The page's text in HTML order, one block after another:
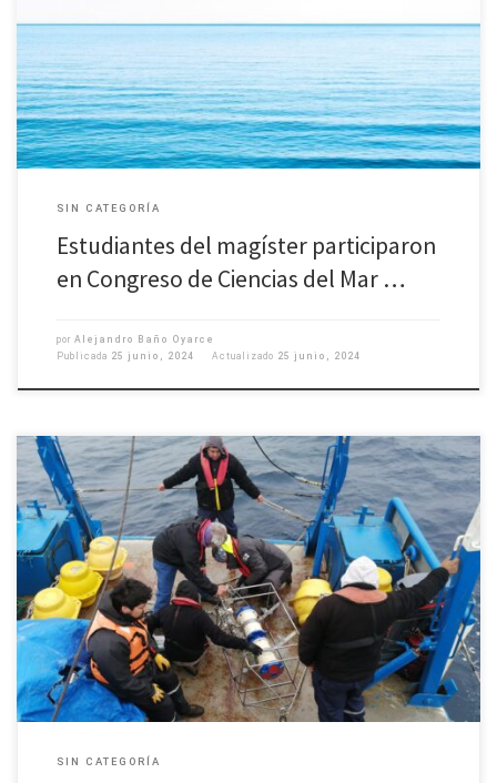
SIN CATEGORÍA
Estudiantes del magíster participaron
en Congreso de Ciencias del Mar …
por Alejandro Baño Oyarce
Publicada 25 junio, 2024 Actualizado 25 junio, 2024
Geofísico del postgrado Juan Rojas obtuvo el primer lugar en concurso de
posters. Diversos aportes al conocimiento científico realizaron estudiantes
de magíster, geofísicos y académicos del Departamento de Geofísica de la
Universidad de Concepción en el 43° Congreso de Ciencias del Mar,
realizado en Concepción la última semana de mayo. […]
SIN CATEGORÍA